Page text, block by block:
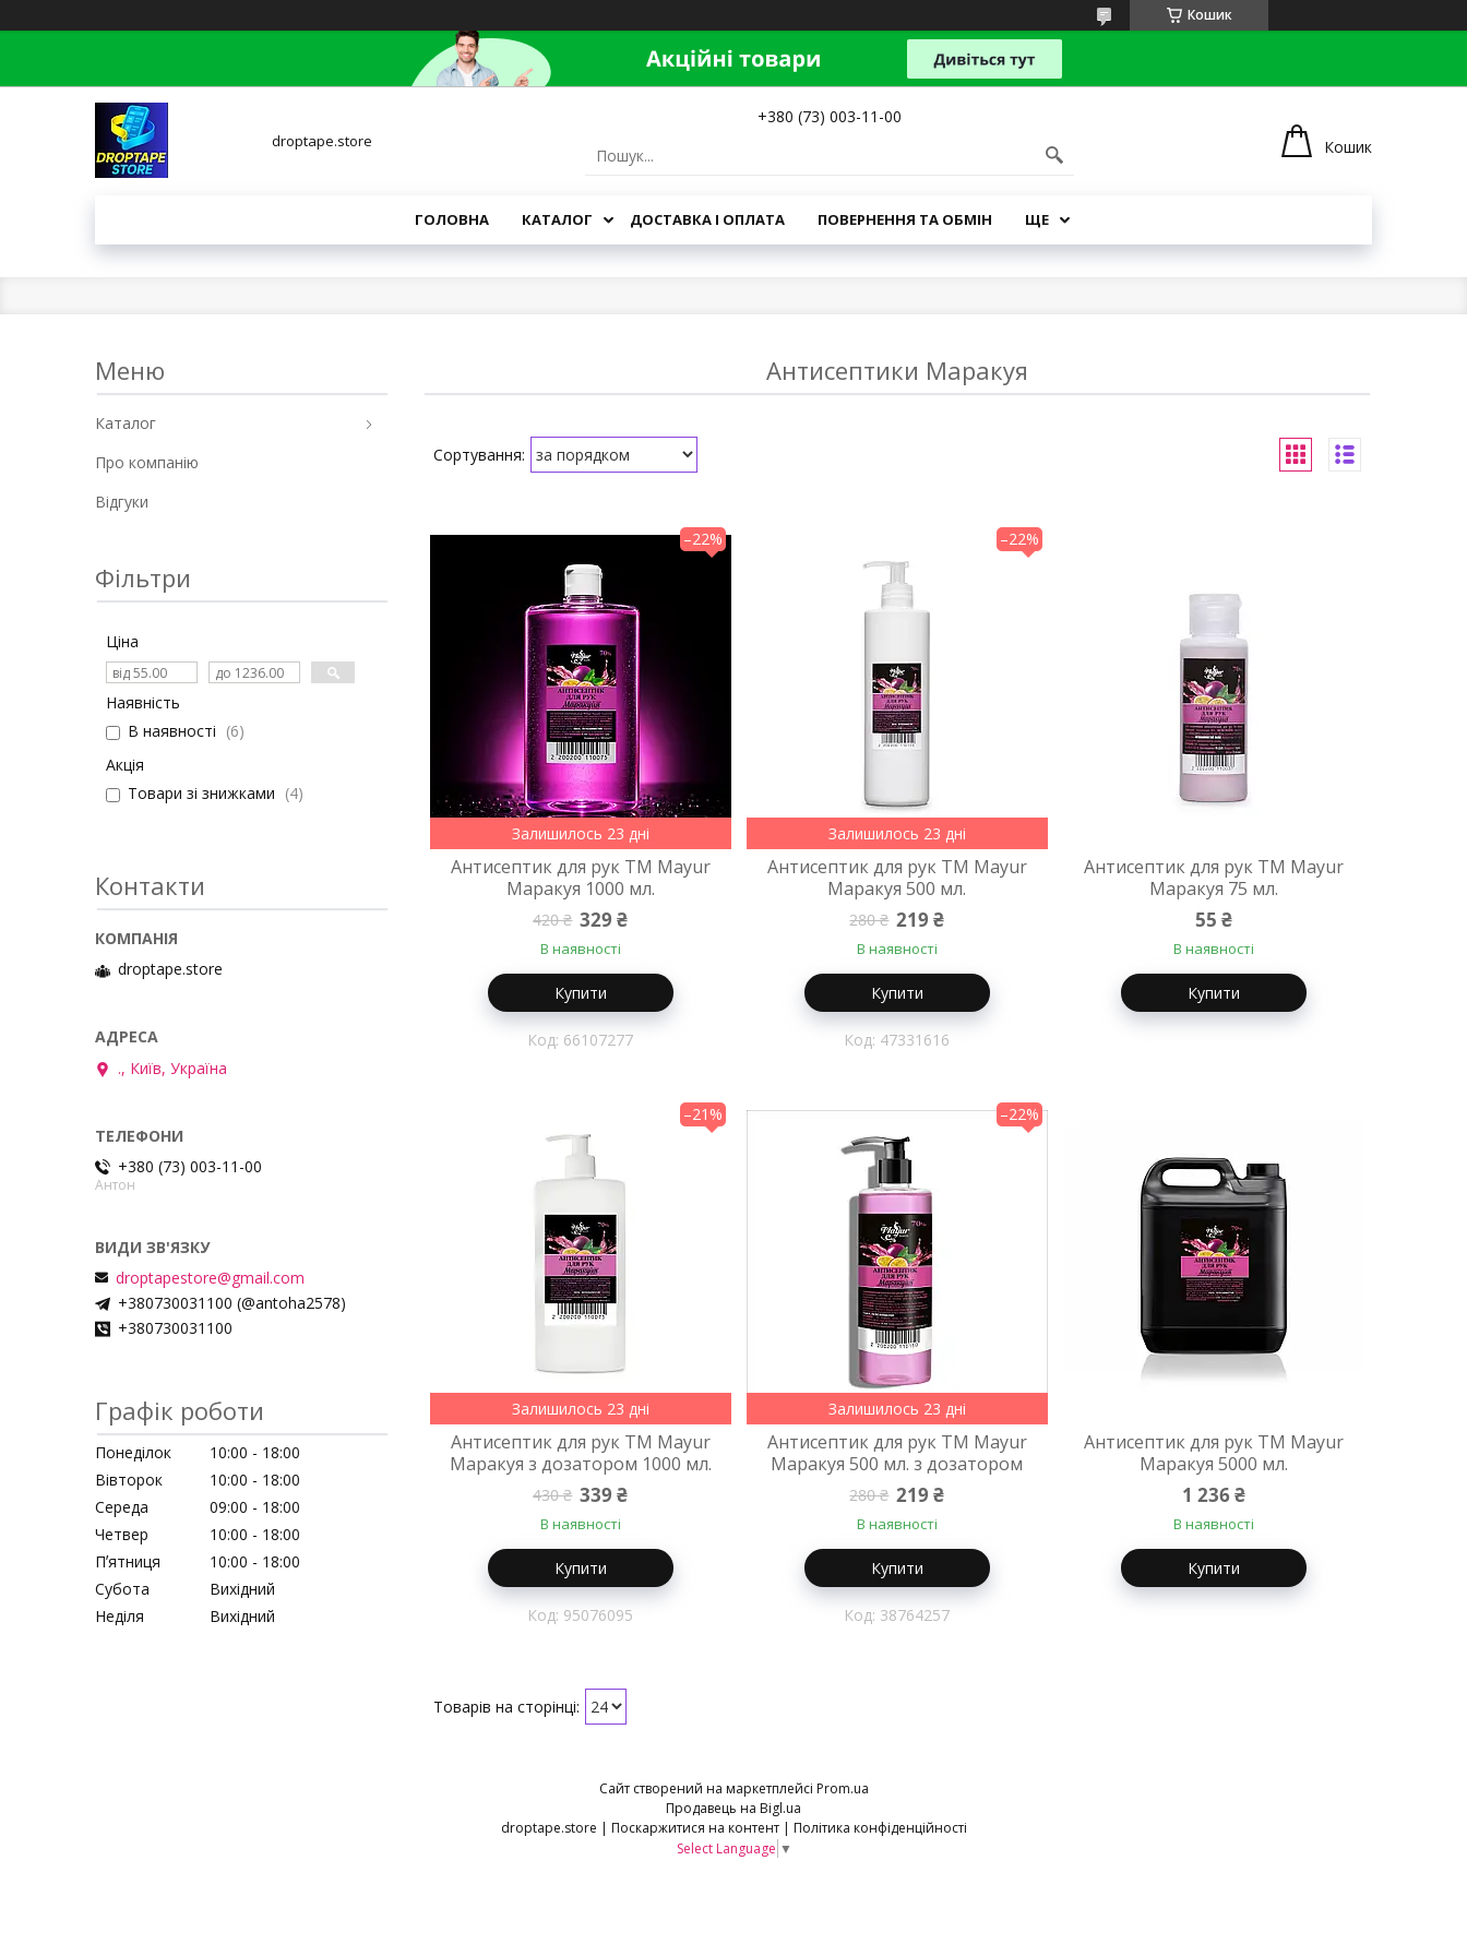
Кошик
droptape.store
+380 (73) 003-11-00
Кошик
ГОЛОВНА КАТАЛОГ ДОСТАВКА І ОПЛАТА ПОВЕРНЕННЯ ТА ОБМІН ЩЕ
Антисептики Маракуя
–22%
Залишилось 23 дні
Антисептик для рук TM Mayur
Маракуя 1000 мл.
420 ₴ 329 ₴
В наявності
Купити
66107277
–22%
Залишилось 23 дні
Антисептик для рук TM Mayur
Маракуя 500 мл.
280 ₴ 219 ₴
В наявності
Купити
47331616
Антисептик для рук TM Mayur
Маракуя 75 мл.
55 ₴
В наявності
Купити
–21%
Залишилось 23 дні
Антисептик для рук TM Mayur
Маракуя з дозатором 1000 мл.
430 ₴ 339 ₴
В наявності
Купити
95076095
–22%
Залишилось 23 дні
Антисептик для рук TM Mayur
Маракуя 500 мл. з дозатором
280 ₴ 219 ₴
В наявності
Купити
38764257
Антисептик для рук TM Mayur
Маракуя 5000 мл.
1 236 ₴
В наявності
Купити
Каталог
Про компанію
Відгуки
Фільтри
Ціна
Наявність
В наявності
6
Акція
Товари зі знижками
4
Контакти
droptape.store
., Київ, Україна
+380 (73) 003-11-00
Антон
droptapestore@gmail.com
+380730031100 (@antoha2578)
+380730031100
Графік роботи
Понеділок 10:00
18:00
Вівторок
10:00
18:00
Середа
09:00
18:00
Четвер
10:00
18:00
Пʼятниця
10:00
18:00
Субота
Вихідний
Неділя
Вихідний
Сайт створений на маркетплейсі Prom.ua
Продавець на Bigl.ua
droptape.store | Поскаржитися на контент | Політика конфіденційності
Select Language ▼